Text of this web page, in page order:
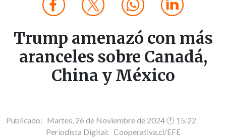
Trump amenazó con más
aranceles sobre Canadá,
China y México
Publicado: Martes, 26 de Noviembre de 2024 🕐 15:22
Periodista Digital: Cooperativa.cl/EFE